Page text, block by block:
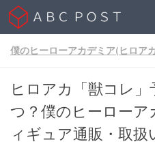
Skip to content
僕のヒーローアカデミア(ヒロア
ヒロアカ「獣コレ
つ？僕のヒーロー
ィギュア通販・取扱